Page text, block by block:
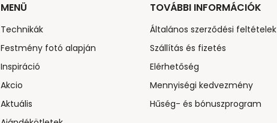
MENÜ
Technikák
Festmény fotó alapján
Inspiráció
Akcio
Aktuális
TOVÁBBI INFORMÁCIÓK
Általános szerződési feltételek
Szállítás és fizetés
Elérhetőség
Mennyiségi kedvezmény
Hűség- és bónuszprogram